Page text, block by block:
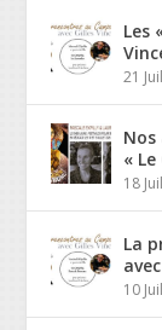
Les
21
«
18
La
10